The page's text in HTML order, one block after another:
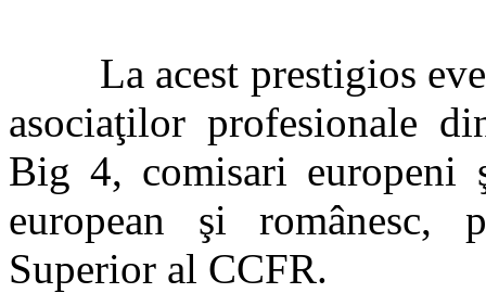
La acest prestigios
asociaţilor profesionale
Big 4, comisari europeni
european şi românesc,
Superior al CCFR.